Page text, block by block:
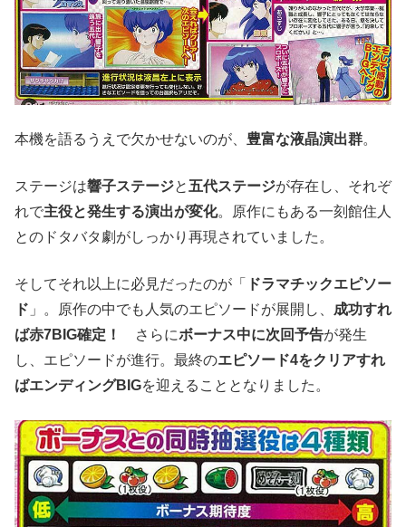
本機を語るうえで欠かせないのが、 豊富な液晶演出群。
ステージは響子ステージと 五代ステージが存在し、それぞ
れで主役と発生する演出が変化。原作にもある一刻館住人
とのドタバタ劇がしっかり再現されていました。
そしてそれ以上に必見だったのが「
ドラマチックエピソー
ド 」。原作の中でも人気のエピソードが展開し、 成功すれ
ば赤7BIG確定！
さらにボーナス中に次回予告が発生
し、エピソードが進行。最終のエピソード4をクリアすれ
ばエンディングBIGを迎えることとなりました。